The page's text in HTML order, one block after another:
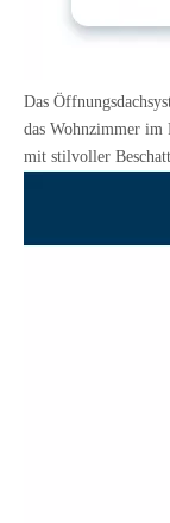
Das
das Wohnzimmer im
mit stilvoller